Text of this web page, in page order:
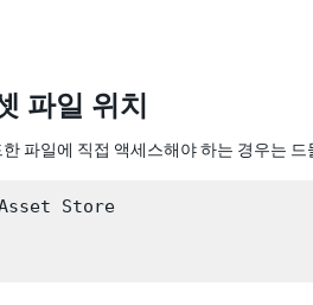
파일 위치
파일에 직접 액세스해야 하는 경우는
Store